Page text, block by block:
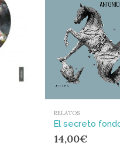
RELATOS
14,00€